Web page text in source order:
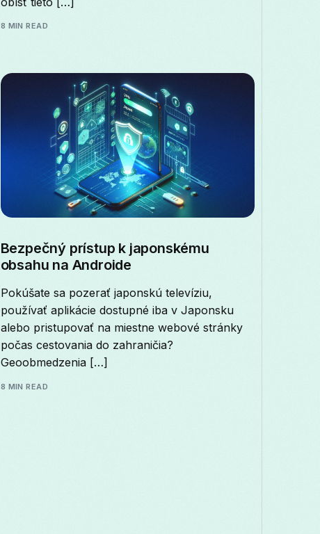
8 MIN READ
Bezpečný prístup k japonskému
obsahu na Androide
Pokúšate sa pozerať japonskú televíziu,
používať aplikácie dostupné iba v Japonsku
alebo pristupovať na miestne webové stránky
počas cestovania do zahraničia?
Geoobmedzenia […]
8 MIN READ